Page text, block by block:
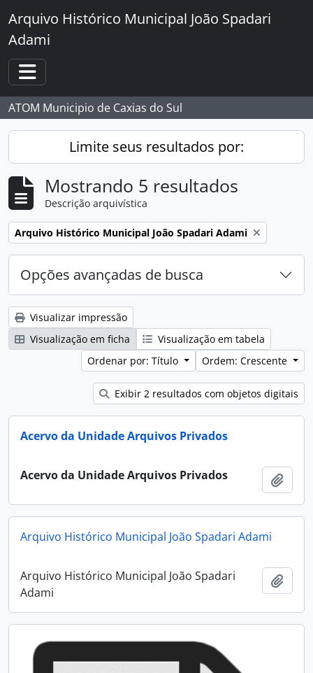
Skip to main content
Arquivo Histórico Municipal João Spadari
Adami
Toggle navigation
ATOM Municipio de Caxias do Sul
Limite seus resultados por:
Mostrando 5 resultados
Descrição arquivística
Remover filtro:
Arquivo Histórico Municipal João Spadari Adami
Opções avançadas de busca
Visualizar impressão
Visualização em ficha
Visualização em tabela
Ordenar por: Título
Ordem: Crescente
Exibir 2 resultados com objetos digitais
Acervo da Unidade Arquivos Privados
Acervo da Unidade Arquivos Privados
Arquivo Histórico Municipal João Spadari Adami
Arquivo Histórico Municipal João Spadari
Adami